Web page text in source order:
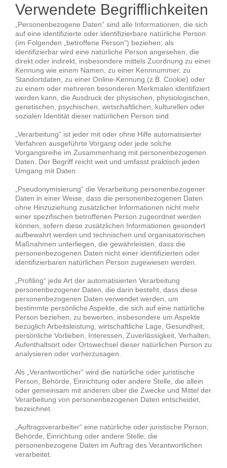
Verwendete Begrifflichkeiten
„Personenbezogene Daten“ sind alle Informationen, die sich
auf eine identifizierte oder identifizierbare natürliche Person
(im Folgenden „betroffene Person“) beziehen; als
identifizierbar wird eine natürliche Person angesehen, die
direkt oder indirekt, insbesondere mittels Zuordnung zu einer
Kennung wie einem Namen, zu einer Kennnummer, zu
Standortdaten, zu einer Online-Kennung (z.B. Cookie) oder
zu einem oder mehreren besonderen Merkmalen identifiziert
werden kann, die Ausdruck der physischen, physiologischen,
genetischen, psychischen, wirtschaftlichen, kulturellen oder
sozialen Identität dieser natürlichen Person sind.
„Verarbeitung“ ist jeder mit oder ohne Hilfe automatisierter
Verfahren ausgeführte Vorgang oder jede solche
Vorgangsreihe im Zusammenhang mit personenbezogenen
Daten. Der Begriff reicht weit und umfasst praktisch jeden
Umgang mit Daten.
„Pseudonymisierung“ die Verarbeitung personenbezogener
Daten in einer Weise, dass die personenbezogenen Daten
ohne Hinzuziehung zusätzlicher Informationen nicht mehr
einer spezifischen betroffenen Person zugeordnet werden
können, sofern diese zusätzlichen Informationen gesondert
aufbewahrt werden und technischen und organisatorischen
Maßnahmen unterliegen, die gewährleisten, dass die
personenbezogenen Daten nicht einer identifizierten oder
identifizierbaren natürlichen Person zugewiesen werden.
„Profiling“ jede Art der automatisierten Verarbeitung
personenbezogener Daten, die darin besteht, dass diese
personenbezogenen Daten verwendet werden, um
bestimmte persönliche Aspekte, die sich auf eine natürliche
Person beziehen, zu bewerten, insbesondere um Aspekte
bezüglich Arbeitsleistung, wirtschaftliche Lage, Gesundheit,
persönliche Vorlieben, Interessen, Zuverlässigkeit, Verhalten,
Aufenthaltsort oder Ortswechsel dieser natürlichen Person zu
analysieren oder vorherzusagen.
Als „Verantwortlicher“ wird die natürliche oder juristische
Person, Behörde, Einrichtung oder andere Stelle, die allein
oder gemeinsam mit anderen über die Zwecke und Mittel der
Verarbeitung von personenbezogenen Daten entscheidet,
bezeichnet.
„Auftragsverarbeiter“ eine natürliche oder juristische Person,
Behörde, Einrichtung oder andere Stelle, die
personenbezogene Daten im Auftrag des Verantwortlichen
verarbeitet.